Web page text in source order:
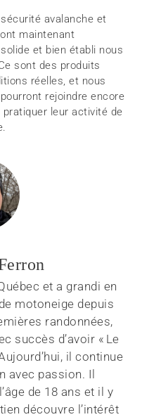
avalanche et
maintenant
et bien établi nous
sont des produits
réelles, et nous
rejoindre encore
leur activité de
et a grandi en
motoneige depuis
randonnées,
succès d’avoir « Le
il continue
avec passion. Il
de 18 ans et il y
découvre l’intérêt